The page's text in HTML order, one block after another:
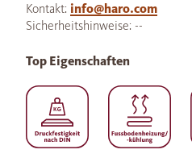
Kontakt: info@haro.com
Sicherheitshinweise: --
Top Eigenschaften